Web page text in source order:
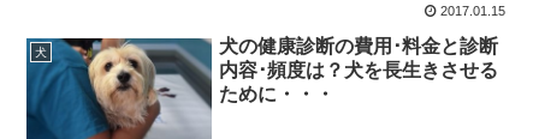
2017.01.15
犬
犬の健康診断の費用･料金と診断
内容･頻度は？犬を長生きさせる
ために・・・